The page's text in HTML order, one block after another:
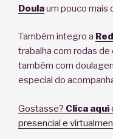
Doulaum pouco mais
Também integro a
trabalha com rodas
também com
especial do
Gostasse? Clica aqui
presencial e